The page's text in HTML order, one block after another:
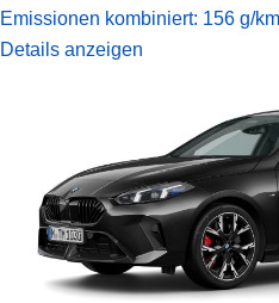
Emissionen kombiniert: 156 g/
Details anzeigen